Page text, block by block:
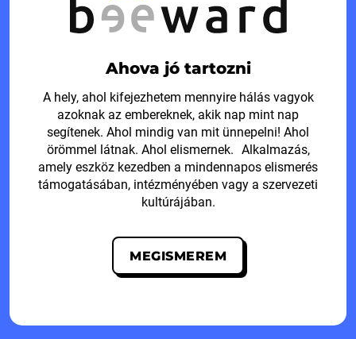
Ahova jó tartozni
A hely, ahol kifejezhetem mennyire hálás vagyok
azoknak az embereknek, akik nap mint nap
segítenek. Ahol mindig van mit ünnepelni! Ahol
örömmel látnak. Ahol elismernek. Alkalmazás,
amely eszköz kezedben a mindennapos elismerés
támogatásában, intézményében vagy a szervezeti
kultúrájában.
MEGISMEREM